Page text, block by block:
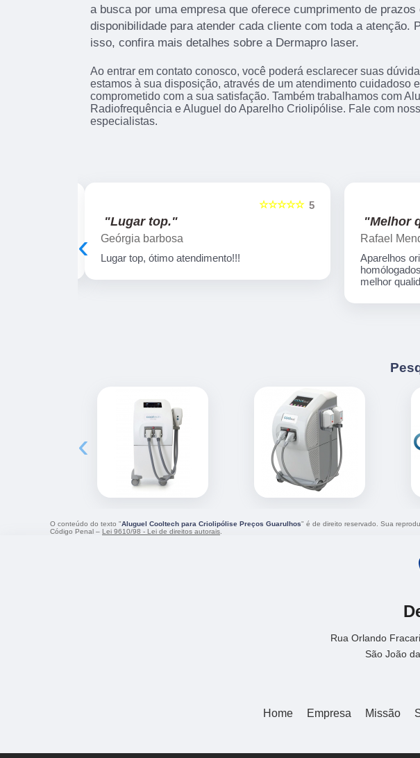
a busca por uma empresa que oferece cumprimento de prazos
disponibilidade para atender cada cliente com toda a atenção.
isso, confira mais detalhes sobre a Dermapro laser.
Ao entrar em contato conosco, você poderá esclarecer suas
estamos à sua disposição, através de um atendimento cuidadoso e
comprometido com a sua satisfação. Também trabalhamos com
Radiofrequência e Aluguel do Aparelho Criolipólise. Fale com
especialistas.
5
☆☆☆☆☆
"Lugar top."
Geórgia barbosa
Lugar top, ótimo atendimento!!!
"Melhor
Rafael
Aparelhos
melhor
‹
‹
O conteúdo do texto "Aluguel Cooltech para Criolipólise Preços Guarulhos" é de direito reservado. Sua
Código Penal – Lei 9610/98 - Lei de direitos autorais
Rua Orlando
São João
Home Empresa Missão